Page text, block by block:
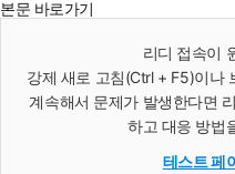
본문 바로가기
리디 접속이
강제 새로 고침(Ctrl + F5)이나
계속해서 문제가 발생한다면
하고 대응 방법
테스트 페